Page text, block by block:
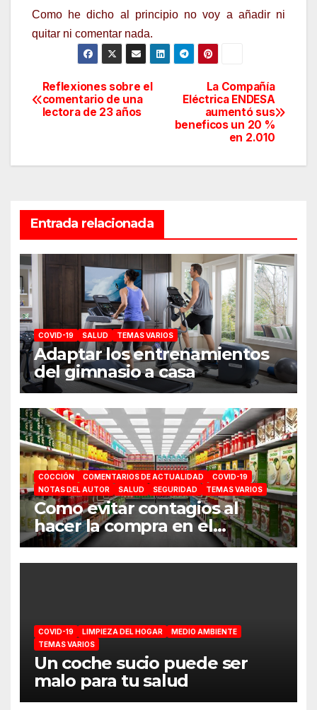
Como he dicho al principio no voy a añadir ni
quitar ni comentar nada.
Navegación
de
La Compañía
Eléctrica ENDESA
aumentó sus
beneficos un 20 %
en 2.010
Reflexiones sobre el
comentario de una
lectora de 23 años
Entrada relacionada
COVID-19 SALUD TEMAS VARIOS
Adaptar los entrenamientos
del gimnasio a casa
COCCIÓN COMENTARIOS DE ACTUALIDAD
COVID-19
NOTAS DEL AUTOR
SALUD SEGURIDAD TEMAS VARIOS
Como evitar contagios al
hacer la compra en el
supermercado
COVID-19 LIMPIEZA DEL HOGAR
MEDIO AMBIENTE
TEMAS VARIOS
Un coche sucio puede ser
malo para tu salud